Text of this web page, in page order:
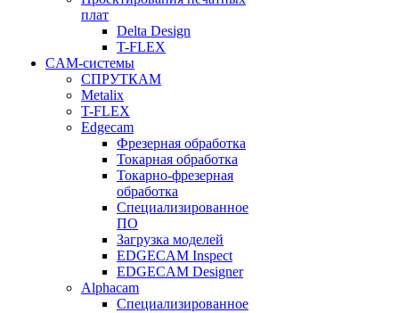
плат
Delta Design
T-FLEX
CAM-системы
СПРУТКAM
Metalix
T-FLEX
Edgecam
Фрезерная обработка
Токарная обработка
Токарно-фрезерная
обработка
Специализированное
ПО
Загрузка моделей
EDGECAM Inspect
EDGECAM Designer
Alphacam
Специализированное